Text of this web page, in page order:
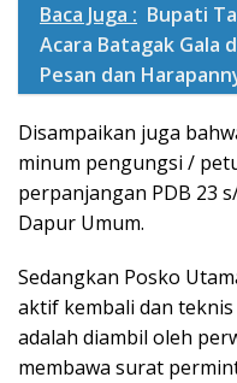
Baca Juga : Bupati
Acara Batagak Gala
Pesan dan
Disampaikan juga
minum pengungsi /
perpanjangan PDB 23
Dapur Umum.
Sedangkan Posko
aktif kembali dan
adalah diambil oleh
membawa surat